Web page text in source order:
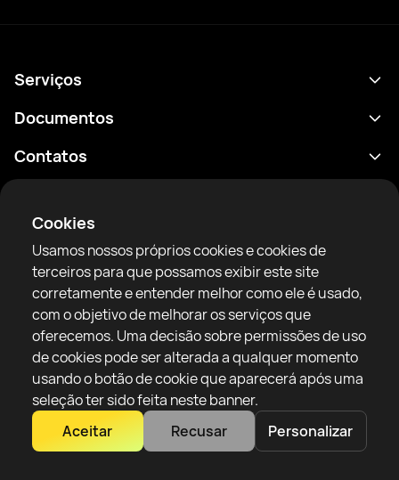
Cookies
Usamos nossos próprios cookies e cookies de
terceiros para que possamos exibir este site
corretamente e entender melhor como ele é usado,
com o objetivo de melhorar os serviços que
oferecemos. Uma decisão sobre permissões de uso
de cookies pode ser alterada a qualquer momento
usando o botão de cookie que aparecerá após uma
seleção ter sido feita neste banner.
Aceitar
Recusar Personalizar
RTF United service limited
6 Burrows court, Liverpool, United Kingdom
Serviços
Agenda
Classificações
Notícias
Artigos
Sparring Finder
Documentos
Política de Privacidade
Termos de uso
Diretrizes da comunidade
Contatos